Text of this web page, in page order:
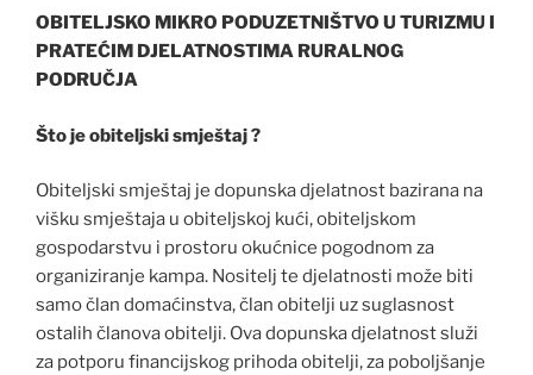
OBITELJSKO MIKRO PODUZETNIŠTVO U TURIZMU I
PRATEĆIM DJELATNOSTIMA RURALNOG
PODRUČJA
Što je obiteljski smještaj ?
Obiteljski smještaj je dopunska djelatnost bazirana na
višku smještaja u obiteljskoj kući, obiteljskom
gospodarstvu i prostoru okućnice pogodnom za
organiziranje kampa. Nositelj te djelatnosti može biti
samo član domaćinstva, član obitelji uz suglasnost
ostalih članova obitelji. Ova dopunska djelatnost služi
za potporu financijskog prihoda obitelji, za poboljšanje